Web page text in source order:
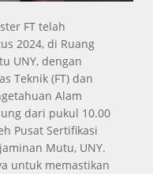
FT telah
2024, di Ruang
UNY, dengan
Teknik (FT) dan
Alam
dari pukul 10.00
Pusat Sertifikasi
Mutu, UNY.
untuk memastikan